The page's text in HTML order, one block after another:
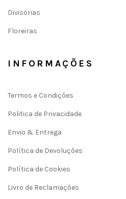
Divisórias
Floreiras
INFORMAÇÕES
Termos e Condições
Politica de Privacidade
Envio & Entrega
Política de Devoluções
Política de Cookies
Livro de Reclamações